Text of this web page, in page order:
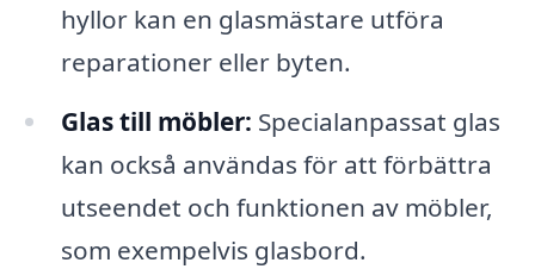
hyllor kan en glasmästare utföra
reparationer eller byten.
Glas till möbler: Specialanpassat glas
kan också användas för att förbättra
utseendet och funktionen av möbler,
som exempelvis glasbord.